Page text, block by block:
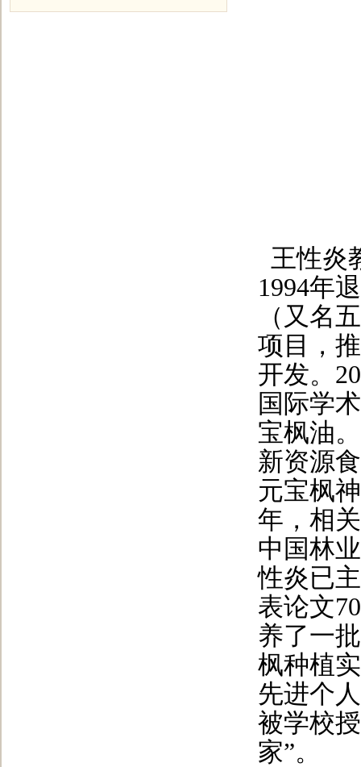
王性炎
1994年
（又名
项目，
开发。
国际学
宝枫油
新资源
元宝枫
年，相
中国林
性炎已
表论文
养了一
枫种植
先进个
被学校
家”。